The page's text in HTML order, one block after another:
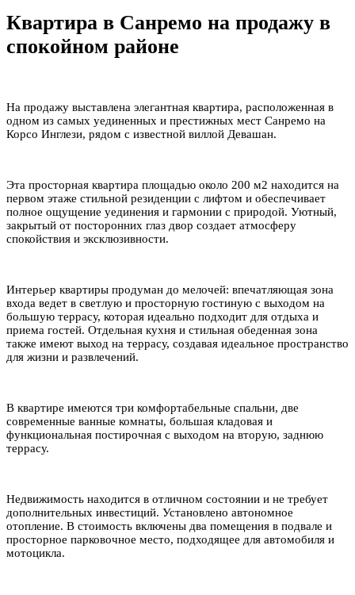
Квартира в Санремо на продажу в
спокойном районе
На продажу выставлена элегантная квартира, расположенная в
одном из самых уединенных и престижных мест Санремо на
Корсо Инглези, рядом с известной виллой Девашан.
Эта просторная квартира площадью около 200 м2 находится на
первом этаже стильной резиденции с лифтом и обеспечивает
полное ощущение уединения и гармонии с природой. Уютный,
закрытый от посторонних глаз двор создает атмосферу
спокойствия и эксклюзивности.
Интерьер квартиры продуман до мелочей: впечатляющая зона
входа ведет в светлую и просторную гостиную с выходом на
большую террасу, которая идеально подходит для отдыха и
приема гостей. Отдельная кухня и стильная обеденная зона
также имеют выход на террасу, создавая идеальное пространство
для жизни и развлечений.
В квартире имеются три комфортабельные спальни, две
современные ванные комнаты, большая кладовая и
функциональная постирочная с выходом на вторую, заднюю
террасу.
Недвижимость находится в отличном состоянии и не требует
дополнительных инвестиций. Установлено автономное
отопление. В стоимость включены два помещения в подвале и
просторное парковочное место, подходящее для автомобиля и
мотоцикла.